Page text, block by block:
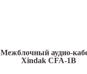
Межблочный аудио-
Xindak CFA-1B